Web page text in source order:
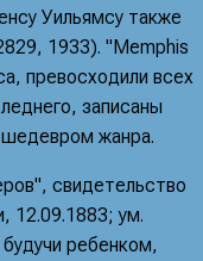
Уильямсу также
1933). "Memphis
превосходили всех
записаны
шедевром жанра.
свидетельство
12.09.1883; ум.
ребенком,